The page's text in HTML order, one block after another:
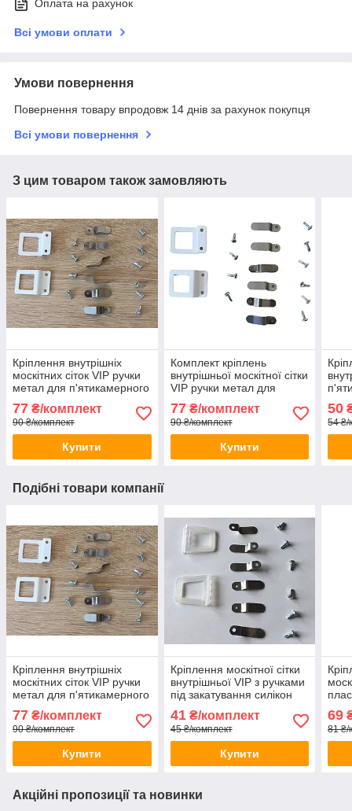
Оплата на рахунок
Всі умови оплати
Умови повернення
Повернення товару впродовж 14 днів за рахунок покупця
Всі умови повернення
З цим товаром також замовляють
Кріплення внутрішніх
москітних сіток VIP ручки
метал для п'ятикамерного
77 ₴/комплект
90 ₴/комплект
Купити
Комплект кріплень
внутрішньої москітної сітки
VIP ручки метал для
77₴/комплект
90 ₴/комплект
Купити
50
54 ₴/
Подібні товари компанії
Кріплення внутрішніх
москітних сіток VIP ручки
метал для п'ятикамерного
профілю
77 ₴/комплект
90 ₴/комплект
Купити
Кріплення москітної сітки
внутрішньої VIP з ручками
під закатування силікон
для трикамерного
профілю
41₴/комплект
45 ₴/комплект
Купити
69
81 ₴/
Акційні пропозиції та новинки